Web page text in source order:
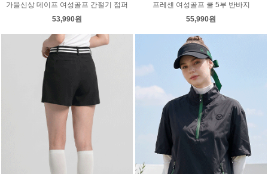
가을신상 데이프 여성골프 간절기 점퍼
53,990원
프레센 여성골프 쿨 5부 반바지
55,990원